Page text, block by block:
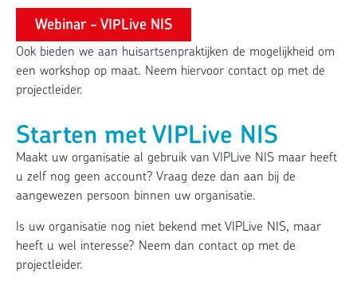
Webinar - VIPLive NIS
Ook bieden we aan huisartsenpraktijken de mogelijkheid om
een workshop op maat. Neem hiervoor contact op met de
projectleider.
Starten met VIPLive NIS
Maakt uw organisatie al gebruik van VIPLive NIS maar heeft
u zelf nog geen account? Vraag deze dan aan bij de
aangewezen persoon binnen uw organisatie.
Is uw organisatie nog niet bekend met VIPLive NIS, maar
heeft u wel interesse? Neem dan contact op met de
projectleider.